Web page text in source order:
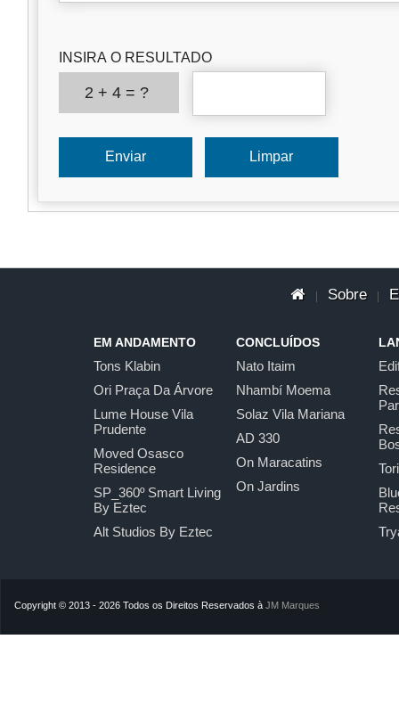
INSIRA O RESULTADO
2 + 4 = ?
| Sobre |
EM ANDAMENTO
Tons Klabin
Ori Praça Da Árvore
Lume House Vila
Prudente
Moved Osasco
Residence
SP_360º Smart Living
By Eztec
Alt Studios By Eztec
CONCLUÍDOS
Nato Itaim
Nhambí Moema
Solaz Vila Mariana
AD 330
On Maracatins
On Jardins
Copyright © 2013 - 2026 Todos os Direitos Reservados à JM Marques